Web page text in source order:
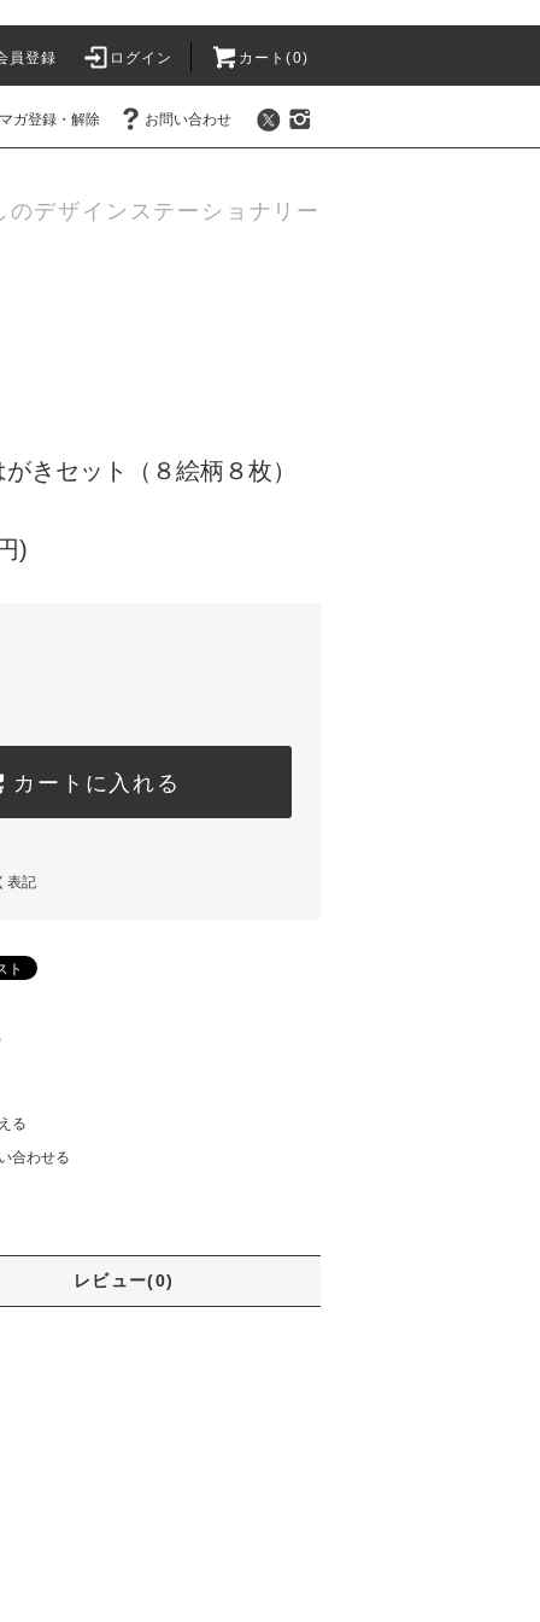
員登録 ログイン カート(0)
ガ登録・解除 お問い合わせ
のデザインステーショナリー
きセット（８絵柄８枚）
)
カートに入れる
表記
る
合わせる
レビュー(0)